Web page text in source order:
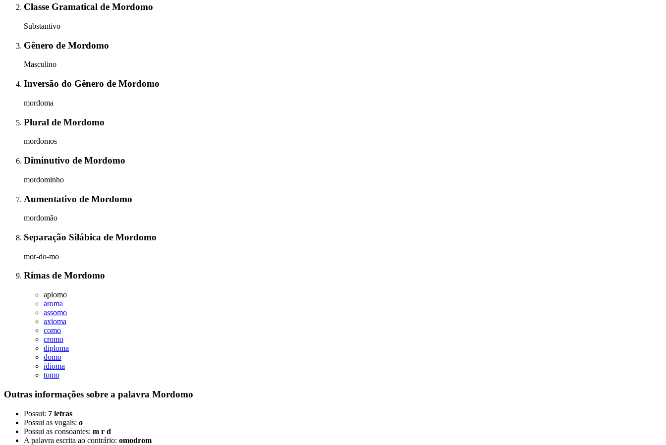
Classe Gramatical de Mordomo
Substantivo
Gênero de Mordomo
Masculino
Inversão do Gênero de Mordomo
mordoma
Plural de Mordomo
mordomos
Diminutivo de Mordomo
mordominho
Aumentativo de Mordomo
mordomão
Separação Silábica de Mordomo
mor-do-mo
Rimas de Mordomo
aplomo
aroma
assomo
axioma
como
cromo
diploma
domo
idioma
tomo
Outras informações sobre a palavra Mordomo
Possui: 7 letras
Possui as vogais: o
Possui as consoantes: m r d
A palavra escrita ao contrário: omodrom